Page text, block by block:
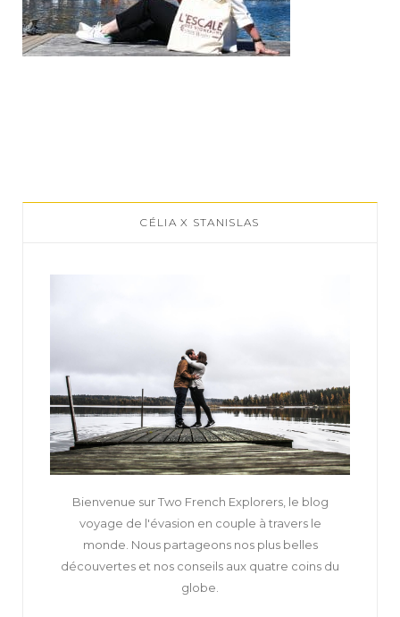
CÉLIA X STANISLAS
Bienvenue sur Two French Explorers, le blog
voyage de l'évasion en couple à travers le
monde. Nous partageons nos plus belles
découvertes et nos conseils aux quatre coins du
globe.